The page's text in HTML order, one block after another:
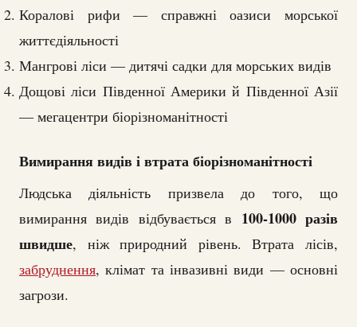
Коралові рифи — справжні оазиси морської
життєдіяльності
Мангрові ліси — дитячі садки для морських видів
Дощові ліси Південної Америки й Південної Азії
— мегацентри біорізноманітності
Вимирання видів і втрата біорізноманітності
Людська діяльність призвела до того, що
вимирання видів відбувається в 100-1000 разів
швидше, ніж природний рівень. Втрата лісів,
забруднення, клімат та інвазивні види — основні
загрози.